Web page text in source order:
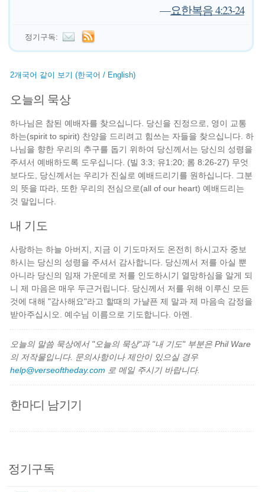
—요한복음 4:23-24
정기구독:
2개국어 같이 보기 (한국어 / English)
오늘의 묵상
하나님은 참된 예배자를 찾으십니다. 당신을 진정으로, 영이 교통
하는(spirit to spirit) 찬양을 드리려고 힘쓰는 자들을 찾으십니다. 하
나님을 향한 우리의 추구를 돕기 위하여 당신께서는 당신의 성령을
주셔서 예배하도록 도우십니다. (빌 3:3; 유1:20; 롬 8:26-27) 무엇
보다도, 당신께서는 우리가 진실로 예배드리기를 원하십니다. 그분
의 뜻을 따라, 또한 우리의 전심으로(all of our heart) 예배드리는
것 말입니다.
내 기도
사랑하는 하늘 아버지, 지금 이 기도마저도 온전히 하시고자 중보
하시는 당신의 성령을 주셔서 감사합니다. 당신께서 저를 아실 뿐
아니라 당신의 임재 가운데로 저를 인도하시기 열망하심을 알게 되
니 제 마음은 매우 두근거립니다. 당신께서 저를 위해 이루신 모든
것에 대해 "감사해요"라고 할때의 가냘픈 제 말과 제 마음속 감정을
받아주십시오. 예수님 이름으로 기도합니다. 아멘.
오늘의 말씀 묵상에서 "오늘의 묵상"과 "내 기도" 부분은 Phil Ware
의 저작물입니다. 문의사항이나 제안이 있으실 경우
help@verseoftheday.com 로 메일 주시기 바랍니다.
한마디 남기기
정기구독